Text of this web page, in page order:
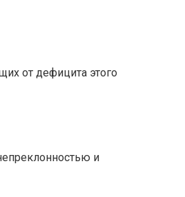
от дефицита этого
и